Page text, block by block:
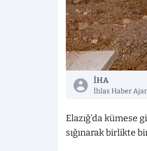
İHA
İhlas Haber
Elazığ’da kümese
sığınarak birlikte